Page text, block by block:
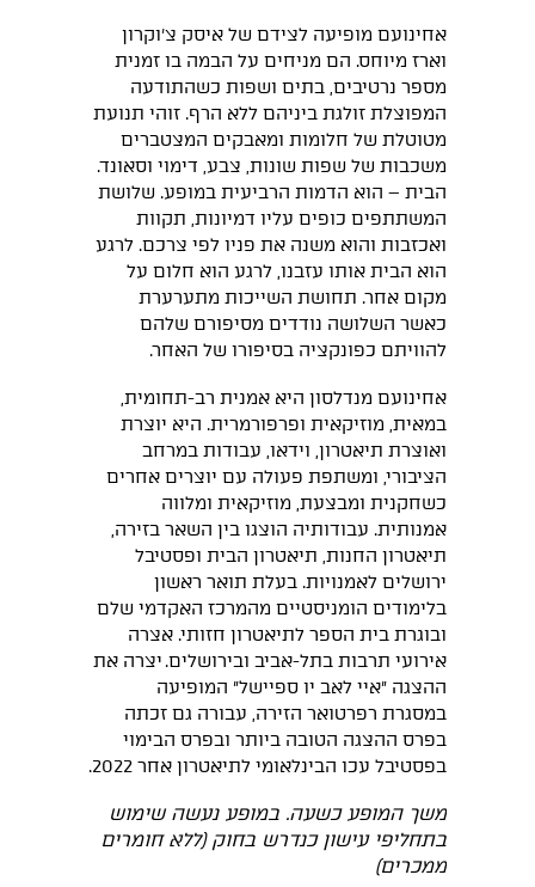
אחינועם מופיעה לצידם של איסק צ'וקרון
וארז מיוחס. הם מניחים על הבמה בו זמנית
מספר נרטיבים, בתים ושפות כשהתודעה
המפוצלת זולגת ביניהם ללא הרף. זוהי תנועת
מטוטלת של חלומות ומאבקים המצטברים
משכבות של שפות שונות, צבע, דימוי וסאונד.
הבית – הוא הדמות הרביעית במופע. שלושת
המשתתפים כופים עליו דמיונות, תקוות
ואכזבות והוא משנה את פניו לפי צרכם. לרגע
הוא הבית אותו עזבנו, לרגע הוא חלום על
מקום אחר. תחושת השייכות מתערערת
כאשר השלושה נודדים מסיפורם שלהם
להוויתם כפונקציה בסיפורו של האחר.
אחינועם מנדלסון היא אמנית רב-תחומית,
במאית, מוזיקאית ופרפורמרית. היא יוצרת
ואוצרת תיאטרון, וידאו, עבודות במרחב
הציבורי, ומשתפת פעולה עם יוצרים אחרים
כשחקנית ומבצעת, מוזיקאית ומלווה
אמנותית. עבודותיה הוצגו בין השאר בזירה,
תיאטרון החנות, תיאטרון הבית ופסטיבל
ירושלים לאמנויות. בעלת תואר ראשון
בלימודים הומניסטיים מהמרכז האקדמי שלם
ובוגרת בית הספר לתיאטרון חזותי. אצרה
אירועי תרבות בתל-אביב ובירושלים. יצרה את
ההצגה ״איי לאב יו ספיישל״ המופיעה
במסגרת רפרטואר הזירה, עבורה גם זכתה
בפרס ההצגה הטובה ביותר ובפרס הבימוי
בפסטיבל עכו הבינלאומי לתיאטרון אחר 2022.
משך המופע כשעה. במופע נעשה שימוש
בתחליפי עישון כנדרש בחוק (ללא חומרים
ממכרים)